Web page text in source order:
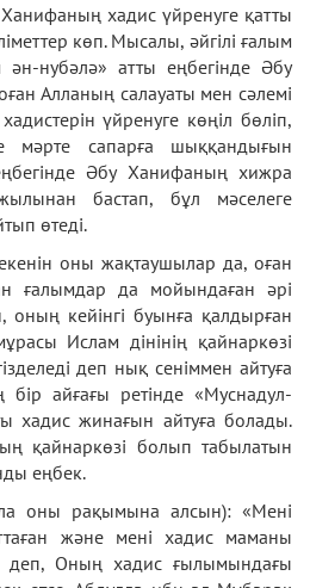
хадис үйренуге қатты
көп. Мысалы, әйгілі ғалым
нубәлә» атты еңбегінде Әбу
Алланың салауаты мен сәлемі
үйренуге көңіл бөліп,
мәрте сапарға шыққандығын
Әбу Ханифаның хижра
бастап, бұл мәселеге
өтеді.
оны жақтаушылар да, оған
ғалымдар да мойындаған әрі
оның кейінгі буынға қалдырған
Ислам дінінің қайнаркөзі
деп нық сеніммен айтуға
айғағы ретінде «Муснадул-
хадис жинағын айтуға болады.
қайнаркөзі болып табылатын
еңбек.
оны рақымына алсын): «Мені
және мені хадис маманы
деп, Оның хадис ғылымындағы